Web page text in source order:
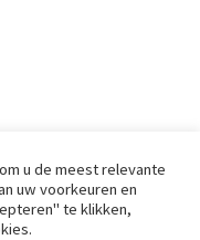
u de meest relevante
uw voorkeuren en
te klikken,